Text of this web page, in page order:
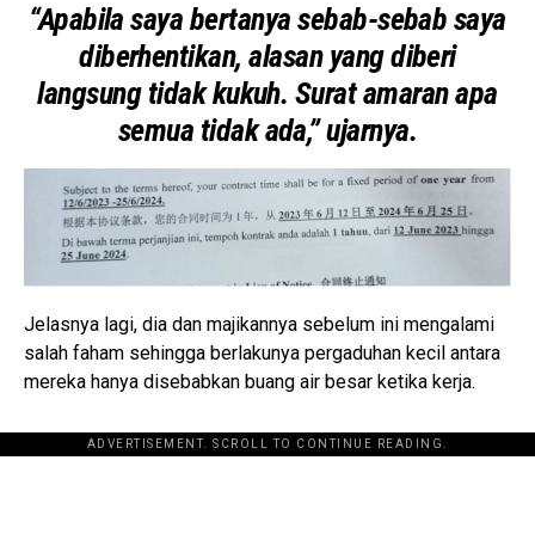
“Apabila saya bertanya sebab-sebab saya
diberhentikan, alasan yang diberi
langsung tidak kukuh. Surat amaran apa
semua tidak ada,” ujarnya.
Jelasnya lagi, dia dan majikannya sebelum ini mengalami
salah faham sehingga berlakunya pergaduhan kecil antara
mereka hanya disebabkan buang air besar ketika kerja.
ADVERTISEMENT. SCROLL TO CONTINUE READING.